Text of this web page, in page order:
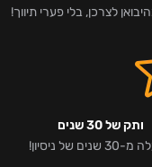
לצרכן, בלי פערי תיווך!
ותק של 30 שנים
של ניסיון!